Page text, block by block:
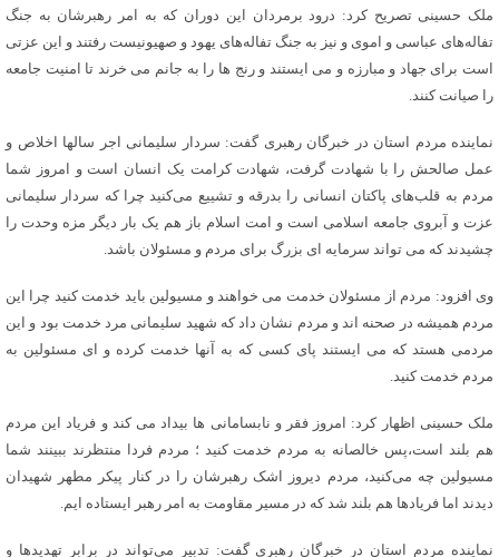
ملک حسینی تصریح کرد: درود برمردان این دوران که به امر رهبرشان به جنگ
تفاله‌های عباسی و اموی و نیز به جنگ تفاله‌های یهود و صهیونیست رفتند و این عزتی
است برای جهاد و مبارزه و می ایستند و رنج ها را به جانم می خرند تا امنیت جامعه
را صیانت کنند.
نماینده مردم استان در خبرگان رهبری گفت: سردار سلیمانی اجر سالها اخلاص و
عمل صالحش را با شهادت گرفت، شهادت کرامت یک انسان است و امروز شما
مردم به قلب‌های پاکتان انسانی را بدرقه و تشییع می‌کنید چرا که سردار سلیمانی
عزت و آبروی جامعه اسلامی است و امت اسلام باز هم‌ یک بار دیگر مزه وحدت را
چشیدند که‌ می تواند سرمایه ای بزرگ برای مردم و مسئولان باشد.
وی افزود: مردم از مسئولان خدمت می خواهند و مسیولین‌ باید خدمت کنید چرا این
مردم همیشه در صحنه اند و مردم نشان داد که شهید سلیمانی مرد خدمت بود و این
مردمی هستد که می ایستند پای کسی که به آنها خدمت کرده و ای مسئولین به
مردم خدمت کنید.
ملک حسینی اظهار کرد: امروز فقر و نابسامانی ها بیداد می کند و فریاد این مردم
هم بلند است،پس خالصانه به مردم خدمت کنید ؛ مردم فردا منتظرند ببینند شما
مسیولین چه می‌کنید، مردم دیروز اشک رهبرشان را در کنار پیکر مطهر شهیدان
دیدند اما فریادها هم بلند شد که در مسیر مقاومت به امر رهبر ایستاده ایم.
نماینده مردم استان در خبرگان رهبری گفت: تدبیر می‌تواند در برابر تهدید‌ها و